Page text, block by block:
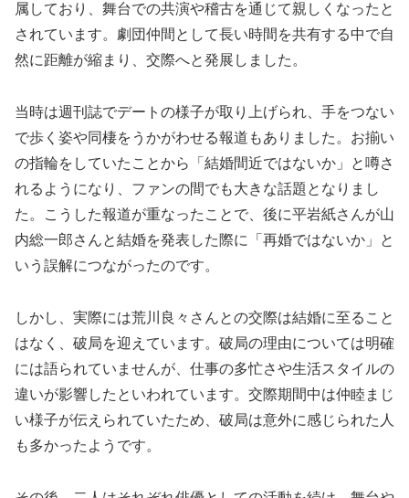
属しており、舞台での共演や稽古を通じて親しくなったと
されています。劇団仲間として長い時間を共有する中で自
然に距離が縮まり、交際へと発展しました。
当時は週刊誌でデートの様子が取り上げられ、手をつない
で歩く姿や同棲をうかがわせる報道もありました。お揃い
の指輪をしていたことから「結婚間近ではないか」と噂さ
れるようになり、ファンの間でも大きな話題となりまし
た。こうした報道が重なったことで、後に平岩紙さんが山
内総一郎さんと結婚を発表した際に「再婚ではないか」と
いう誤解につながったのです。
しかし、実際には荒川良々さんとの交際は結婚に至ること
はなく、破局を迎えています。破局の理由については明確
には語られていませんが、仕事の多忙さや生活スタイルの
違いが影響したといわれています。交際期間中は仲睦まじ
い様子が伝えられていたため、破局は意外に感じられた人
も多かったようです。